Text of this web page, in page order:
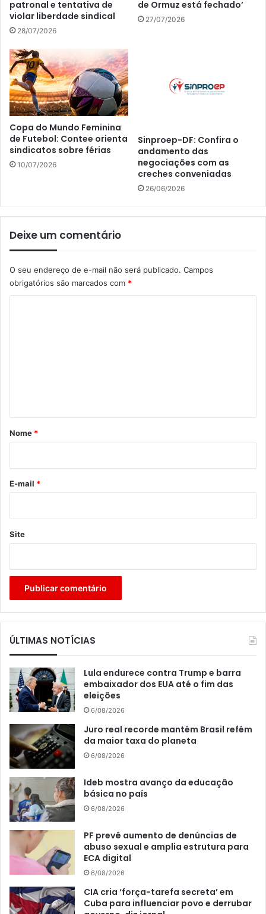
patronal e tentativa de
violar liberdade sindical
28/07/2026
de Ormuz está fechado’
27/07/2026
Copa do Mundo Feminina
de Futebol: Contee orienta
sindicatos sobre férias
10/07/2026
Sinproep-DF: Confira o
andamento das
negociações com as
creches conveniadas
26/06/2026
Deixe um comentário
O seu endereço de e-mail não será publicado. Campos
obrigatórios são marcados com *
r
*
Nome *
E-mail *
Site
ÚLTIMAS NOTÍCIAS
Lula endurece contra Trump e barra
embaixador dos EUA até o fim das
eleições
6/08/2026
Juro real recorde mantém Brasil refém
da maior taxa do planeta
6/08/2026
Ideb mostra avanço da educação
básica no país
6/08/2026
PF prevê aumento de denúncias de
abuso sexual e amplia estrutura para
ECA digital
6/08/2026
CIA cria ‘força-tarefa secreta’ em
Cuba para influenciar povo e derrubar